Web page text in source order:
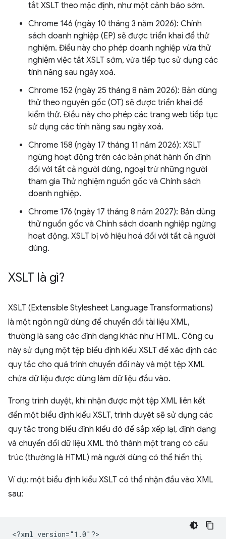
tắt XSLT theo mặc định, như một cảnh báo sớm.
Chrome 146 (ngày 10 tháng 3 năm 2026): Chính
sách doanh nghiệp (EP) sẽ được triển khai để thử
nghiệm. Điều này cho phép doanh nghiệp vừa thử
nghiệm việc tắt XSLT sớm, vừa tiếp tục sử dụng các
tính năng sau ngày xoá.
Chrome 152 (ngày 25 tháng 8 năm 2026): Bản dùng
thử theo nguyên gốc (OT) sẽ được triển khai để
kiểm thử. Điều này cho phép các trang web tiếp tục
sử dụng các tính năng sau ngày xoá.
Chrome 158 (ngày 17 tháng 11 năm 2026): XSLT
ngừng hoạt động trên các bản phát hành ổn định
đối với tất cả người dùng, ngoại trừ những người
tham gia Thử nghiệm nguồn gốc và Chính sách
doanh nghiệp.
Chrome 176 (ngày 17 tháng 8 năm 2027): Bản dùng
thử nguồn gốc và Chính sách doanh nghiệp ngừng
hoạt động. XSLT bị vô hiệu hoá đối với tất cả người
dùng.
XSLT là gì?
XSLT (Extensible Stylesheet Language Transformations)
là một ngôn ngữ dùng để chuyển đổi tài liệu XML,
thường là sang các định dạng khác như HTML. Công cụ
này sử dụng một tệp biểu định kiểu XSLT để xác định các
quy tắc cho quá trình chuyển đổi này và một tệp XML
chứa dữ liệu được dùng làm dữ liệu đầu vào.
Trong trình duyệt, khi nhận được một tệp XML liên kết
đến một biểu định kiểu XSLT, trình duyệt sẽ sử dụng các
quy tắc trong biểu định kiểu đó để sắp xếp lại, định dạng
và chuyển đổi dữ liệu XML thô thành một trang có cấu
trúc (thường là HTML) mà người dùng có thể hiển thị.
Ví dụ: một biểu định kiểu XSLT có thể nhận đầu vào XML
sau:
<?xml version="1.0"?>